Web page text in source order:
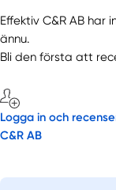
Effektiv C&R AB
ännu.
Bli den första att
Logga in och
C&R AB